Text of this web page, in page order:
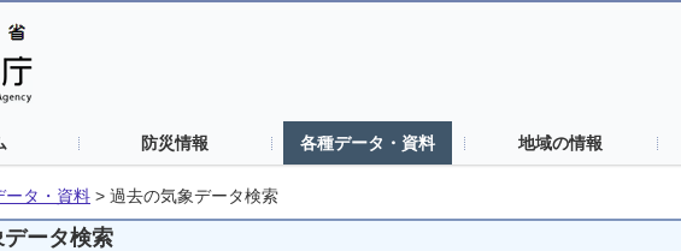
防災情報 各種データ・資料 地域の情報
ータ・資料 > 過去の気象データ検索
ータ検索